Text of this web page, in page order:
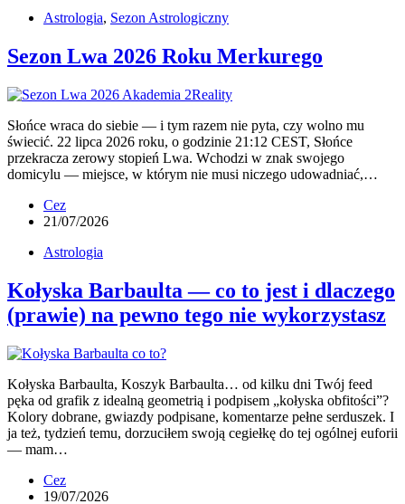
Astrologia, Sezon Astrologiczny
Sezon Lwa 2026 Roku Merkurego
Słońce wraca do siebie — i tym razem nie pyta, czy wolno mu
świecić. 22 lipca 2026 roku, o godzinie 21:12 CEST, Słońce
przekracza zerowy stopień Lwa. Wchodzi w znak swojego
domicylu — miejsce, w którym nie musi niczego udowadniać,…
Cez
21/07/2026
Astrologia
Kołyska Barbaulta — co to jest i dlaczego
(prawie) na pewno tego nie wykorzystasz
Kołyska Barbaulta, Koszyk Barbaulta… od kilku dni Twój feed
pęka od grafik z idealną geometrią i podpisem „kołyska obfitości”?
Kolory dobrane, gwiazdy podpisane, komentarze pełne serduszek. I
ja też, tydzień temu, dorzuciłem swoją cegiełkę do tej ogólnej euforii
— mam…
Cez
19/07/2026